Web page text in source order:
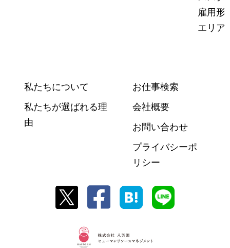
雇用形
エリア
私たちについて
私たちが選ばれる理
由
お仕事検索
会社概要
お問い合わせ
プライバシーポ
リシー